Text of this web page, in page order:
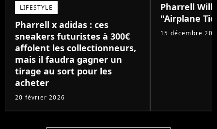
LIFESTYLE
Pharrell x adidas : ces
sneakers futuristes à 300€
affolent les collectionneurs,
mais il faudra gagner un
tirage au sort pour les
acheter
20 février 2026
Pharrell
"Airplane
15 décembre